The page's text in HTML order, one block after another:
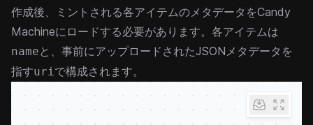
作成後、ミントされる各アイテムのメタデータをCandy
Machineにロードする必要があります。各アイテムは
name と、事前にアップロードされたJSONメタデータを
指すuriで構成されます。